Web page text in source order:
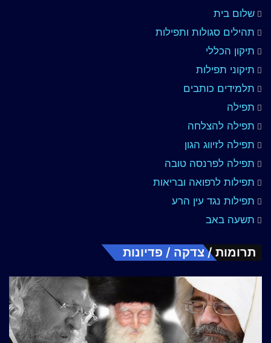
שלום בית
תהילים סגולות ותפילות
תיקון הכללי
תיקוני תפילות
תלמידים כותבים
תפילה
תפילה להצלחה
תפילה לזיווג הגון
תפילה לפרנסה טובה
תפילות לרפואה ובריאות
תפילות נגד עין הרע
תשעה באב
תרומות / צדקה / פדיונות